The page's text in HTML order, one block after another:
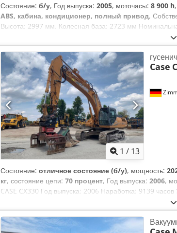
Состояние: б/у, Год выпуска: 2005, моточасы: 8 900 h
ABS, кабина, кондиционер, полный привод,
Высота: 2997 мм. Колесная база: 2723 мм
скорость: 2200 об/мин Dodewlmt Ispfx Ag Dekr
Увеличение крутящего момента: 51,3 Полный привод
1 / 13
Case
Состояние: отличное состояние (б/у), мощность:
кг, состояние цепи: 70 процент, Год выпуска: 2006,
CASE CX330 Год выпуска: 2006 Наработка: 9139
Централизованная система смазки Стандартная
трубопровод (для молота, грейфера, ножниц)
1 ковш – ширина 800 мм 1 грейфер – в рабочем